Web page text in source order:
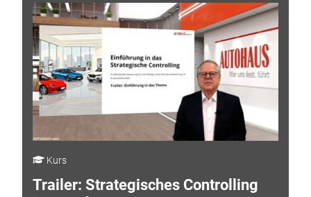
Kurs
Trailer: Strategisches Controlling